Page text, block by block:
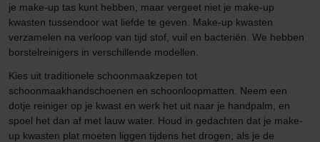
je make-up tas kunt hebben, maar vergeet niet je make-up
kwasten tussendoor wat liefde te geven. Make-up kwasten
verzamelen na verloop van tijd stof, vuil en bacteriën. We hebben
borstelreinigers in verschillende modellen.
Kies uit traditionele schoonmaakzepen tot
schoonmaakhandschoenen en schoonloopmatten. Neem een
dotje reiniger op je kwast en werk het uit naar je handpalm, en
spoel het dan af met lauw water. Houd in gedachten dat je make-
up kwasten plat moeten liggen tijdens het drogen, als je de